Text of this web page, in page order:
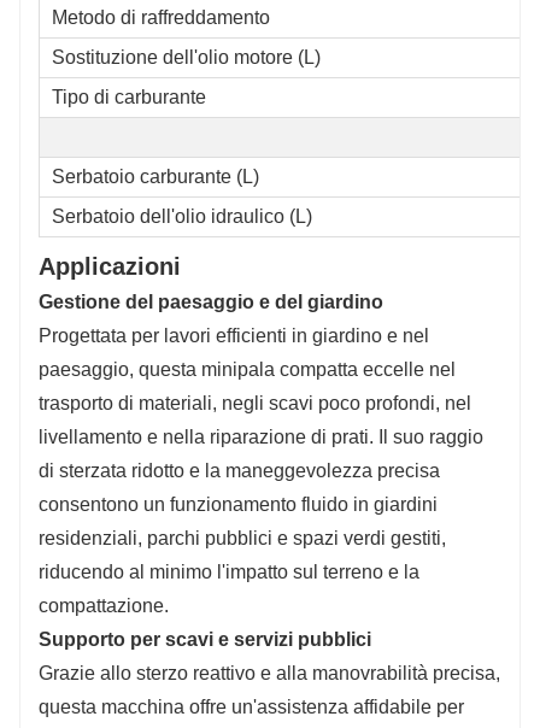
Metodo di raffreddamento
Sostituzione dell'olio motore (L)
Tipo di carburante
Serbatoio carburante (L)
Serbatoio dell'olio idraulico (L)
Applicazioni
Gestione del paesaggio e del giardino
Progettata per lavori efficienti in giardino e nel
paesaggio, questa minipala compatta eccelle nel
trasporto di materiali, negli scavi poco profondi, nel
livellamento e nella riparazione di prati. Il suo raggio
di sterzata ridotto e la maneggevolezza precisa
consentono un funzionamento fluido in giardini
residenziali, parchi pubblici e spazi verdi gestiti,
riducendo al minimo l'impatto sul terreno e la
compattazione.
Supporto per scavi e servizi pubblici
Grazie allo sterzo reattivo e alla manovrabilità precisa,
questa macchina offre un'assistenza affidabile per